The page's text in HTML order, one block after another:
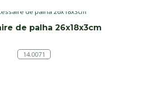
de palha 26x18x3cm
14.0071